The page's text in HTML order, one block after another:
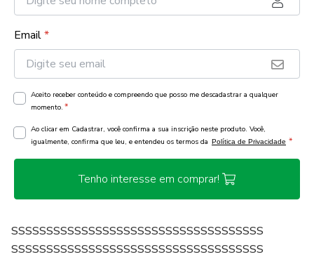
Email*
Aceito receber conteúdo e compreendo que posso me descadastrar a qualquer
momento. *
Ao clicar em Cadastrar, você confirma a sua inscrição neste produto. Você,
igualmente, confirma que leu, e entendeu os termos da Política de Privacidade *
Tenho interesse em comprar!
SSSSSSSSSSSSSSSSSSSSSSSSSSSSSSSSSSSS
SSSSSSSSSSSSSSSSSSSSSSSSSSSSSSSSSSSS